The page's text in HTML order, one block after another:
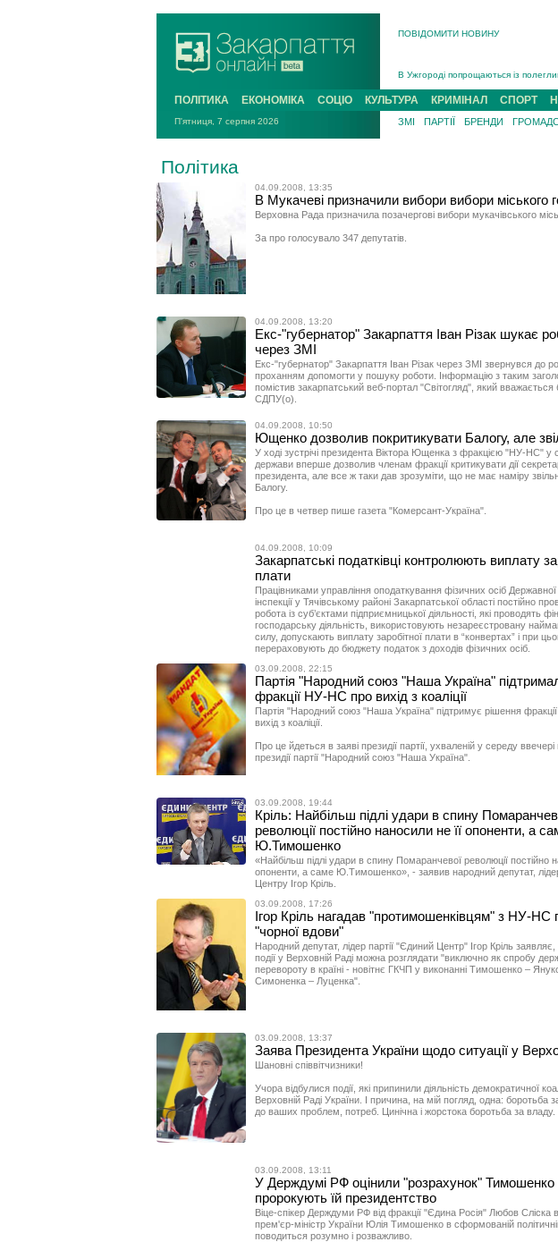
ПОВІДОМИТИ НОВИНУ
В Ужгороді 5 серпня попрощаються
Підтвердили загибель захисника
На війні з рф поліг військовий з
ПОЛІТИКА ЕКОНОМІКА СОЦІО КУЛЬТУРА КРИМІНАЛ СПОРТ
П'ятниця, 7 серпня 2026 ЗМІ ПАРТІЇ БРЕНДИ
Політика
04.09.2008, 13:35
В Мукачеві призначили вибори вибори міського
Верховна Рада призначила позачергові вибори мукачівського
За про голосувало 347 депутатів.
04.09.2008, 13:20
Екс-"губернатор" Закарпаття Іван Різак шукає
через ЗМІ
Екс-"губернатор" Закарпаття Іван Різак через ЗМІ звернувся до
проханням допомогти у пошуку роботи. Інформацію з таким
помістив закарпатський веб-портал "Світогляд", який вважається
СДПУ(о).
04.09.2008, 10:50
Ющенко дозволив покритикувати Балогу, але
У ході зустрічі президента Віктора Ющенка з фракцією "НУ-НС" у
держави вперше дозволив членам фракції критикувати дії
президента, але все ж таки дав зрозуміти, що не має наміру
Балогу.
Про це в четвер пише газета "Комерсант-Україна".
04.09.2008, 10:09
Закарпатські податківці контролюють виплату
плати
Працівниками управління оподаткування фізичних осіб Державної
інспекції у Тячівському районі Закарпатської області постійно
робота із суб’єктами підприємницької діяльності, які проводять
господарську діяльність, використовують незареєстровану
силу, допускають виплату заробітної плати в “конвертах” і при
перераховують до бюджету податок з доходів фізичних осіб.
03.09.2008, 22:15
Партія "Народний союз "Наша Україна"
фракції НУ-НС про вихід з коаліції
Партія "Народний союз "Наша Україна" підтримує рішення
вихід з коаліції.
Про це йдеться в заяві президії партії, ухваленій у середу ввечері
президії партії "Народний союз "Наша Україна".
03.09.2008, 19:44
Кріль: Найбільш підлі удари в спину
революції постійно наносили не її опоненти, а
Ю.Тимошенко
«Найбільш підлі удари в спину Помаранчевої революції постійно
опоненти, а саме Ю.Тимошенко», - заявив народний депутат,
Центру Ігор Кріль.
03.09.2008, 17:26
Ігор Кріль нагадав "протимошенківцям" з НУ-НС
"чорної вдови"
Народний депутат, лідер партії "Єдиний Центр" Ігор Кріль
події у Верховній Раді можна розглядати "виключно як спробу
перевороту в країні - новітнє ГКЧП у виконанні Тимошенко –
Симоненка – Луценка".
03.09.2008, 13:37
Заява Президента України щодо ситуації у
Шановні співвітчизники!
Учора відбулися події, які припинили діяльність демократичної
Верховній Раді України. І причина, на мій погляд, одна: боротьба
до ваших проблем, потреб. Цинічна і жорстока боротьба за владу.
03.09.2008, 13:11
У Держдумі РФ оцінили "розрахунок" Тимошенко
пророкують їй президентство
Віце-спікер Держдуми РФ від фракції "Єдина Росія" Любов Сліска
прем'єр-міністр України Юлія Тимошенко в сформованій
поводиться розумно і розважливо.